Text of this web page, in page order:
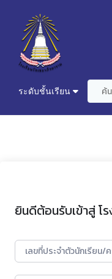
ระดับชั้นเรียน
ยินดีต้อนรับเข้าสู่ โ